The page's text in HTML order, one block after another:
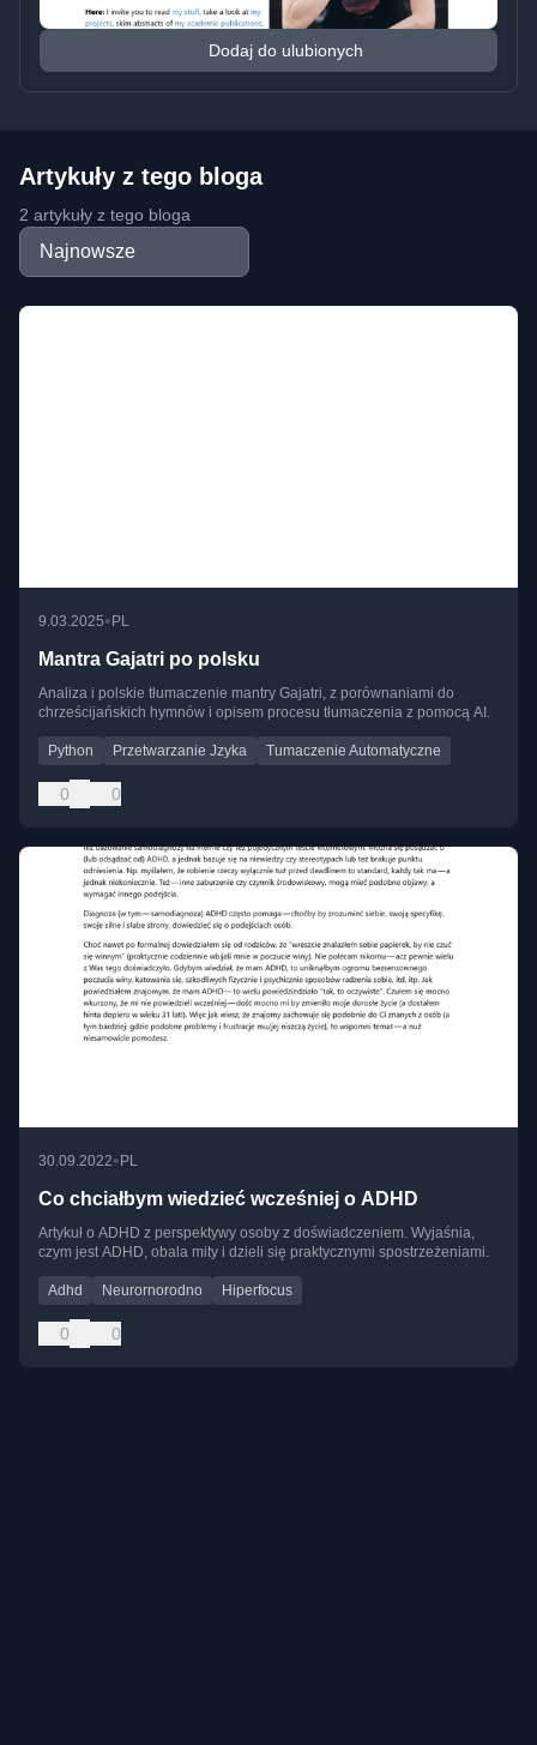
Dodaj do ulubionych
Artykuły z tego bloga
2 artykuły z tego bloga
9.03.2025•PL
Mantra Gajatri po polsku
Analiza i polskie tłumaczenie mantry Gajatri, z porównaniami do
chrześcijańskich hymnów i opisem procesu tłumaczenia z pomocą AI.
Python Przetwarzanie Jzyka Tumaczenie Automatyczne
0 0
30.09.2022•PL
Co chciałbym wiedzieć wcześniej o ADHD
Artykuł o ADHD z perspektywy osoby z doświadczeniem. Wyjaśnia,
czym jest ADHD, obala mity i dzieli się praktycznymi spostrzeżeniami.
Adhd Neurornorodno Hiperfocus
0 0